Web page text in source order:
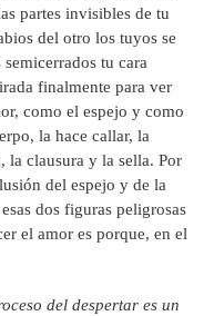
partes invisibles de tu
del otro los tuyos se
tu cara
finalmente para ver
como el espejo y como
la hace callar, la
la clausura y la sella. Por
del espejo y de la
dos figuras peligrosas
el amor es porque, en el
del despertar es un